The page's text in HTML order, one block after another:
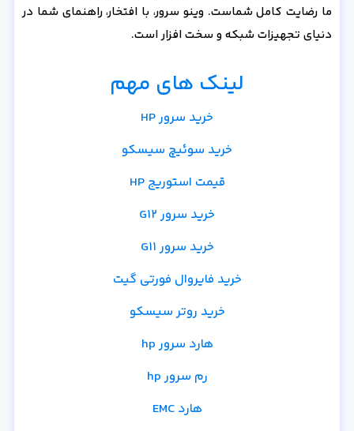
ما رضایت کامل شماست. وینو سرور، با افتخار، راهنمای شما در
دنیای تجهیزات شبکه و سخت افزار است.
لینک های مهم
خرید سرور HP
خرید سوئیچ سیسکو
قیمت استوریج HP
خرید سرور G12
خرید سرور G11
خرید فایروال فورتی گیت
خرید روتر سیسکو
هارد سرور hp
رم سرور hp
هارد EMC